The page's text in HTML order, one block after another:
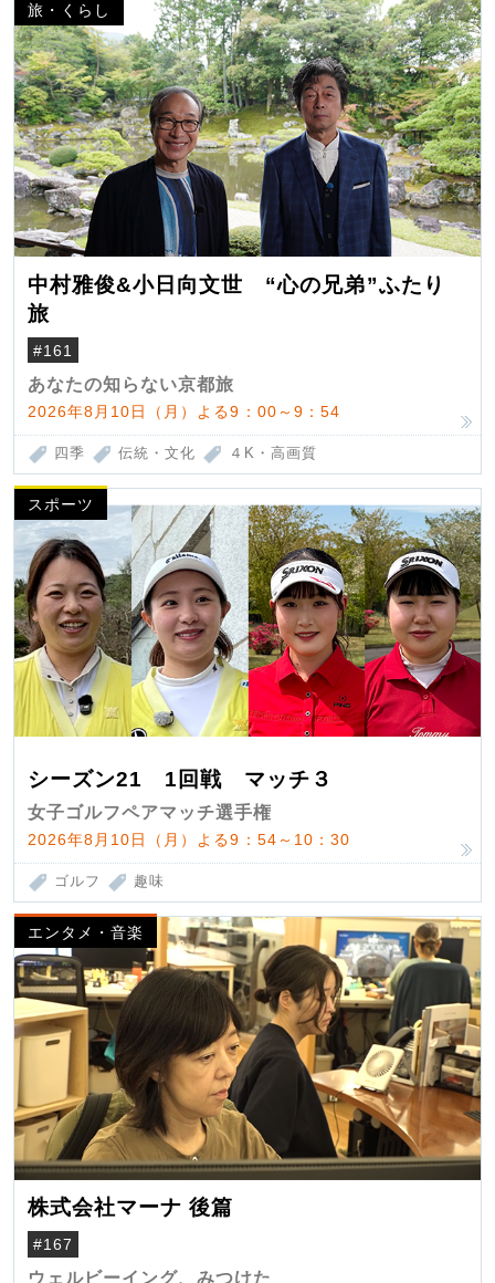
旅・くらし
中村雅俊&小日向文世 “心の兄弟”ふたり
旅
#161
あなたの知らない京都旅
2026年8月10日（月）よる9：00～9：54
四季 伝統・文化 ４K・高画質
スポーツ
シーズン21 1回戦 マッチ３
女子ゴルフペアマッチ選手権
2026年8月10日（月）よる9：54～10：30
ゴルフ 趣味
エンタメ・音楽
株式会社マーナ 後篇
#167
ウェルビーイング、みつけた